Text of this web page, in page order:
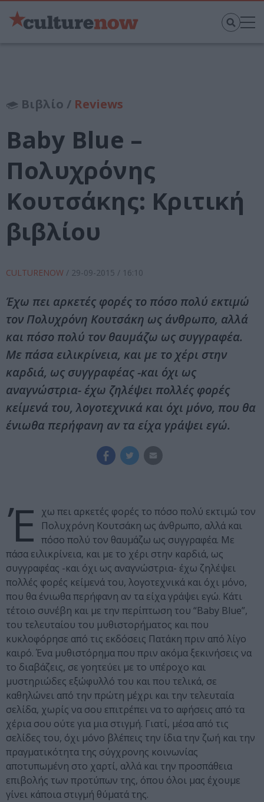
Βιβλίο / Reviews
Baby Blue –
Πολυχρόνης
Κουτσάκης: Κριτική
βιβλίου
CULTURENOW / 29-09-2015 / 16:10
Έχω πει αρκετές φορές το πόσο πολύ εκτιμώ
τον Πολυχρόνη Κουτσάκη ως άνθρωπο, αλλά
και πόσο πολύ τον θαυμάζω ως συγγραφέα.
Με πάσα ειλικρίνεια, και με το χέρι στην
καρδιά, ως συγγραφέας -και όχι ως
αναγνώστρια- έχω ζηλέψει πολλές φορές
κείμενά του, λογοτεχνικά και όχι μόνο, που θα
ένιωθα περήφανη αν τα είχα γράψει εγώ.
Έ
χω πει αρκετές φορές το πόσο πολύ εκτιμώ τον
Πολυχρόνη Κουτσάκη ως άνθρωπο, αλλά και
πόσο πολύ τον θαυμάζω ως συγγραφέα. Με
πάσα ειλικρίνεια, και με το χέρι στην καρδιά, ως
συγγραφέας -και όχι ως αναγνώστρια- έχω ζηλέψει
πολλές φορές κείμενά του, λογοτεχνικά και όχι μόνο,
που θα ένιωθα περήφανη αν τα είχα γράψει εγώ. Κάτι
τέτοιο συνέβη και με την περίπτωση του “Baby Blue”,
του τελευταίου του μυθιστορήματος και που
κυκλοφόρησε από τις εκδόσεις Πατάκη πριν από λίγο
καιρό. Ένα μυθιστόρημα που πριν ακόμα ξεκινήσεις να
το διαβάζεις, σε γοητεύει με το υπέροχο και
μυστηριώδες εξώφυλλό του και που τελικά, σε
καθηλώνει από την πρώτη μέχρι και την τελευταία
σελίδα, χωρίς να σου επιτρέπει να το αφήσεις από τα
χέρια σου ούτε για μια στιγμή. Γιατί, μέσα από τις
σελίδες του, όχι μόνο βλέπεις την ίδια την ζωή και την
πραγματικότητα της σύγχρονης κοινωνίας
αποτυπωμένη στο χαρτί, αλλά και την προσπάθεια
επιβολής των προτύπων της, όπου όλοι μας έχουμε
γίνει κάποια στιγμή θύματά της.